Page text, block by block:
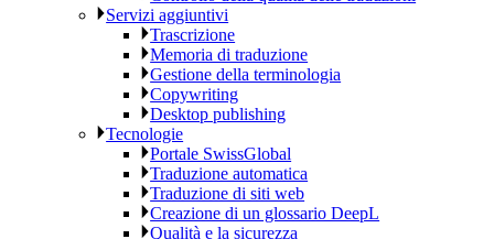
Servizi aggiuntivi
Trascrizione
Memoria di traduzione
Gestione della terminologia
Copywriting
Desktop publishing
Tecnologie
Portale SwissGlobal
Traduzione automatica
Traduzione di siti web
Creazione di un glossario DeepL
Qualità e la sicurezza